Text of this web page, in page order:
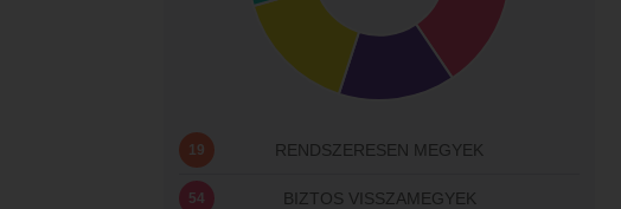
19 RENDSZERESEN MEGYEK
54 BIZTOS VISSZAMEGYEK